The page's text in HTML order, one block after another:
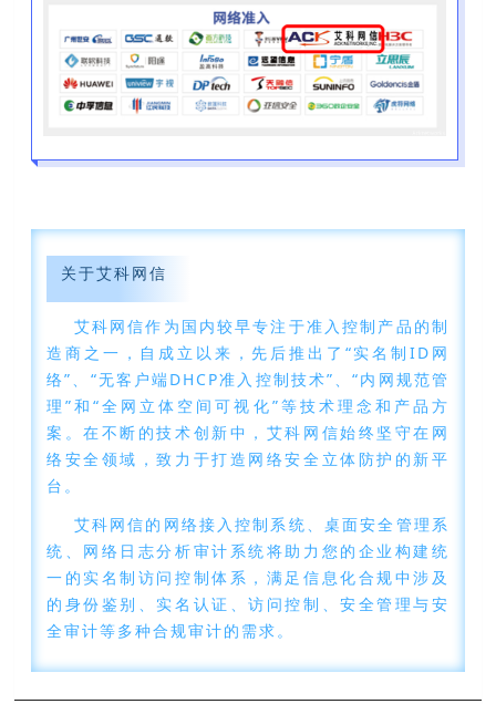
关于艾科网信
艾科网信作为国内较早专注于准入控制产品的制
造商之一，自成立以来，先后推出了“实名制ID网
络”、“无客户端DHCP准入控制技术”、“内网规范管
理”和“全网立体空间可视化”等技术理念和产品方
案。在不断的技术创新中，艾科网信始终坚守在网
络安全领域，致力于打造网络安全立体防护的新平
台。
艾科网信的网络接入控制系统、桌面安全管理系
统、网络日志分析审计系统将助力您的企业构建统
一的实名制访问控制体系，满足信息化合规中涉及
的身份鉴别、实名认证、访问控制、安全管理与安
全审计等多种合规审计的需求。